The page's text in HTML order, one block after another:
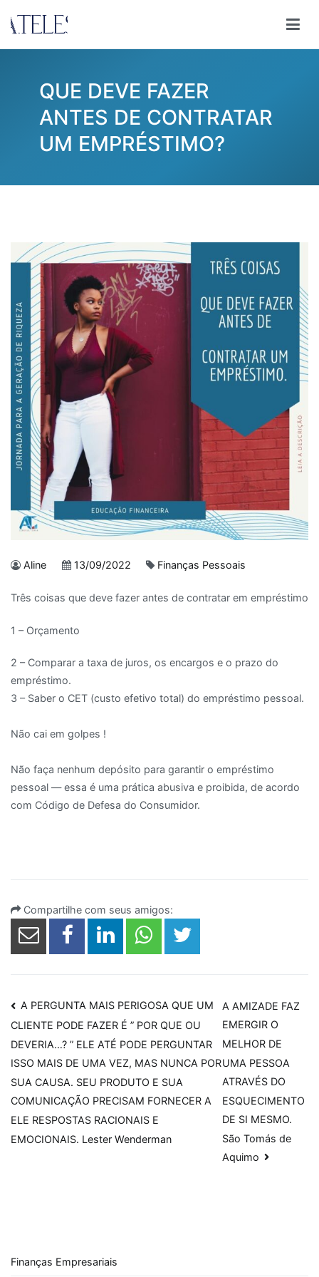
para
QUE DEVE FAZER
ANTES DE CONTRATAR
UM EMPRÉSTIMO?
Aline 13/09/2022 Finanças Pessoais
Três coisas que deve fazer antes de contratar em empréstimo
1 – Orçamento
2 – Comparar a taxa de juros, os encargos e o prazo do
empréstimo.
3 – Saber o CET (custo efetivo total) do empréstimo pessoal.
Não cai em golpes !
Não faça nenhum depósito para garantir o empréstimo
pessoal — essa é uma prática abusiva e proibida, de acordo
com Código de Defesa do Consumidor.
Compartilhe com seus amigos:
Navegação
de
Post
A PERGUNTA MAIS PERIGOSA QUE UM
CLIENTE PODE FAZER É ” POR QUE OU
DEVERIA…? ” ELE ATÉ PODE PERGUNTAR
ISSO MAIS DE UMA VEZ, MAS NUNCA POR
SUA CAUSA. SEU PRODUTO E SUA
COMUNICAÇÃO PRECISAM FORNECER A
ELE RESPOSTAS RACIONAIS E
EMOCIONAIS. Lester Wenderman
A AMIZADE FAZ
EMERGIR O
MELHOR DE
UMA PESSOA
ATRAVÉS DO
ESQUECIMENTO
DE SI MESMO.
São Tomás de
Aquimo
Finanças Empresariais